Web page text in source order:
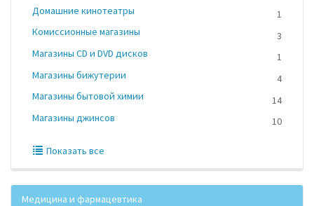
Домашние кинотеатры
1
Комиссионные магазины
3
Магазины CD и DVD дисков
1
Магазины бижутерии
4
Магазины бытовой химии
14
Магазины джинсов
10
Показать все
Медицина и фармацевтика